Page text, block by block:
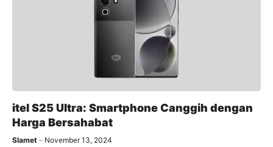
itel S25 Ultra: Smartphone Canggih dengan
Harga Bersahabat
Slamet November 13, 2024